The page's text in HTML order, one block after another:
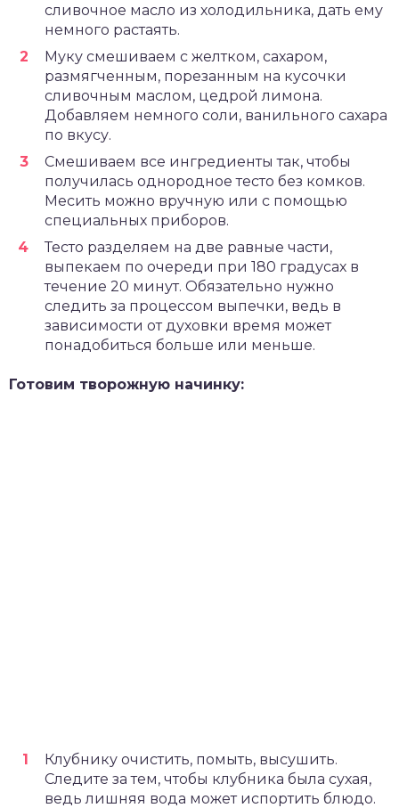
сливочное масло из холодильника, дать ему
немного растаять.
Муку смешиваем с желтком, сахаром,
размягченным, порезанным на кусочки
сливочным маслом, цедрой лимона.
Добавляем немного соли, ванильного сахара
по вкусу.
Смешиваем все ингредиенты так, чтобы
получилась однородное тесто без комков.
Месить можно вручную или с помощью
специальных приборов.
Тесто разделяем на две равные части,
выпекаем по очереди при 180 градусах в
течение 20 минут. Обязательно нужно
следить за процессом выпечки, ведь в
зависимости от духовки время может
понадобиться больше или меньше.
Готовим творожную начинку:
Клубнику очистить, помыть, высушить.
Следите за тем, чтобы клубника была сухая,
ведь лишняя вода может испортить блюдо.